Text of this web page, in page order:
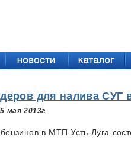
для налива СУГ
мая 2013г
в МТП Усть-Луга